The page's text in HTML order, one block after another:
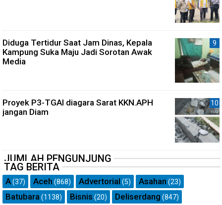
Diduga Tertidur Saat Jam Dinas, Kepala
Kampung Suka Maju Jadi Sorotan Awak
Media
Proyek P3-TGAI diagara Sarat KKN.APH
jangan Diam
JUMLAH PENGUNJUNG
TAG BERITA
A(37) Aceh (868) Advertorial (5) Asahan (23)
Batubara (1138) Bisnis (20) Deliserdang (847)